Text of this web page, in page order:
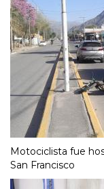
Motociclista fue
San Francisco